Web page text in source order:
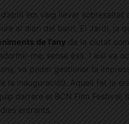
em vaig llevar
al diari del barri, El Jardí, ja
de l’any de la ciutat
me, sense èxit. I així va
va poder gestionar la
la inauguració!). Aquell fet ja
darrere el BCN Film Festival,
entrants.